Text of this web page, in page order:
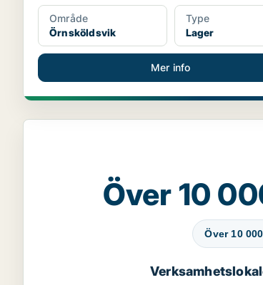
Område
Örnsköldsvik
Type
Lager
Mer info
Över 10
Över 10